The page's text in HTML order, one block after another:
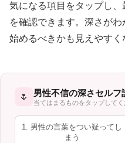
気になる項目をタップし
を確認できます。深さが
始めるべきかも見えやすく
🌷 男性不信の深さセルフ
当てはまるものをタップして
1. 男性の言葉をつい疑ってし
まう